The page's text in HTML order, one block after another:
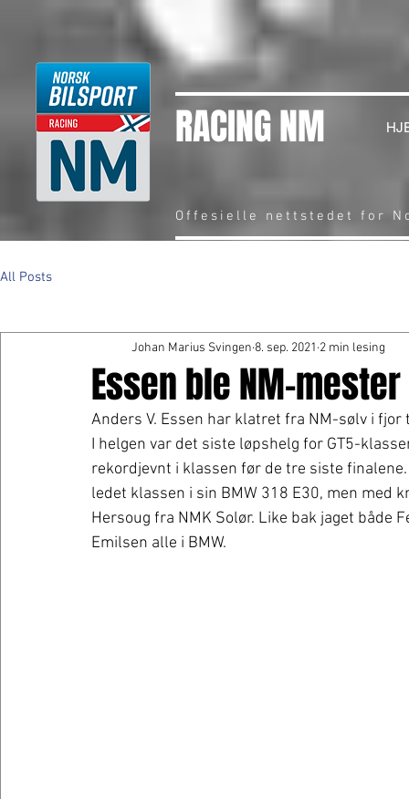
RACING NM
Offesielle nettstedet for
All Posts
Essen ble NM-mester
Johan Marius Svingen 8. sep. 2021 2 min lesing
Anders V. Essen har klatret fra NM-sølv i
I helgen var det siste løpshelg for GT5-
rekordjevnt i klassen før de tre siste
ledet klassen i sin BMW 318 E30, men
Hersoug fra NMK Solør. Like bak jaget både
Emilsen alle i BMW.